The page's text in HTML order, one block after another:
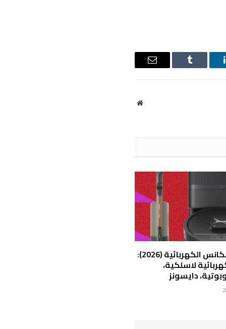
Tumblr
البريد
موقع
أفضل المكانس الكهربائية (2026):
لاسلكية،
دايسونز